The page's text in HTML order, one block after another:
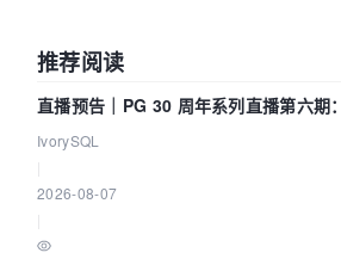
推荐阅读
直播预告｜PG 30 周年系列直播第六期
核——我们改得动吗？我们贡献了什么？
IvorySQL
2026-08-07